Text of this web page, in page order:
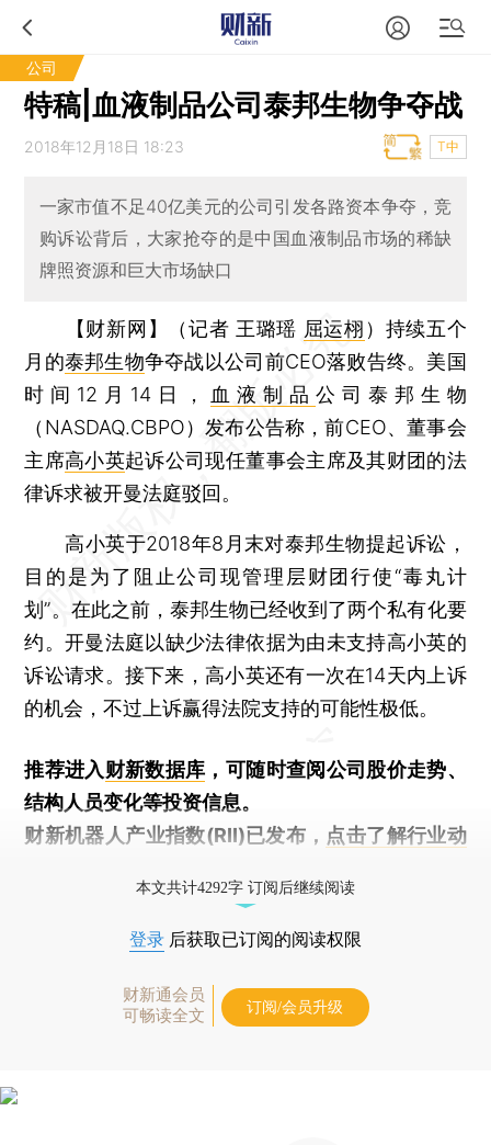
公司
特稿|血液制品公司泰邦生物争夺战
2018年12月18日 18:23 T中
一家市值不足40亿美元的公司引发各路资本争夺，竞
购诉讼背后，大家抢夺的是中国血液制品市场的稀缺
牌照资源和巨大市场缺口
【财新网】（记者 王璐瑶 屈运栩 ） 持续五个
月的泰邦生物争夺战以公司前CEO落败告终。美国
时间12月14日， 血液制品 公司泰邦生物
（NASDAQ.CBPO）发布公告称，前CEO、董事会
主席高小英起诉公司现任董事会主席及其财团的法
律诉求被开曼法庭驳回。
高小英于2018年8月末对泰邦生物提起诉讼，
目的是为了阻止公司现管理层财团行使“毒丸计
划”。在此之前，泰邦生物已经收到了两个私有化要
约。开曼法庭以缺少法律依据为由未支持高小英的
诉讼请求。接下来，高小英还有一次在14天内上诉
的机会，不过上诉赢得法院支持的可能性极低。
推荐进入财新数据库 ，可随时查阅公司股价走势、
结构人员变化等投资信息。
财新机器人产业指数(RII)已发布， 点击了解行业动
本文共计4292字 订阅后继续阅读
登录 后获取已订阅的阅读权限
财新通会员
可畅读全文
订阅/会员升级